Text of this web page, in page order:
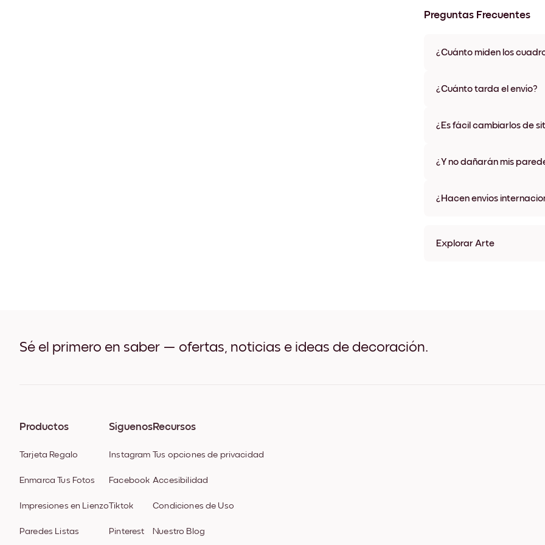
Preguntas Frecuentes
¿Cuánto miden los
materiales y colores de
¿Cuánto tarda el envío?
algunos países. Te
¿Es fácil cambiarlos de
¿Y no dañarán mis
¿Hacen envíos
Explorar Arte
Sé el primero en saber — ofertas, noticias e ideas de decoración.
Productos
Tarjeta Regalo
Enmarca Tus Fotos
Impresiones en Lienzo
Paredes Listas
Síguenos
Instagram
Facebook
Tiktok
Pinterest
Recursos
Tus opciones de privacidad
Accesibilidad
Condiciones de Uso
Nuestro Blog